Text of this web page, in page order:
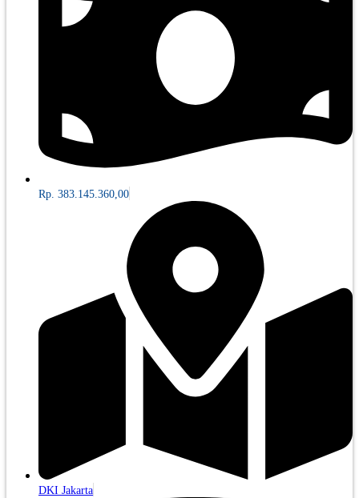
Rp. 383.145.360,00
DKI Jakarta